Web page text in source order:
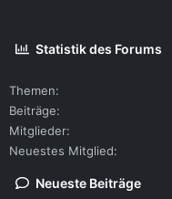
Statistik des Forums
Themen
Beiträge
Mitglieder
Neuestes Mitglied
Neueste Beiträge